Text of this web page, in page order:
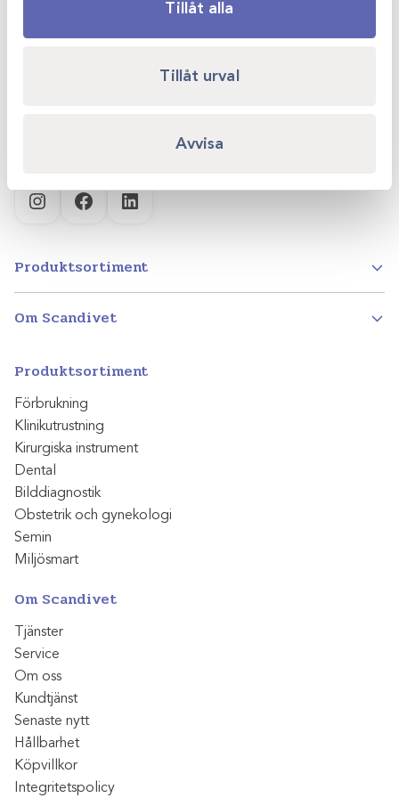
Tillåt alla
Tillåt urval
Avvisa
Kvartsgatan 6B
InstagramFacebookLinkedIn
Produktsortiment
Om Scandivet
Produktsortiment
Förbrukning
Klinikutrustning
Kirurgiska instrument
Dental
Bilddiagnostik
Obstetrik och gynekologi
Semin
Miljösmart
Om Scandivet
Tjänster
Service
Om oss
Kundtjänst
Senaste nytt
Hållbarhet
Köpvillkor
Integritetspolicy